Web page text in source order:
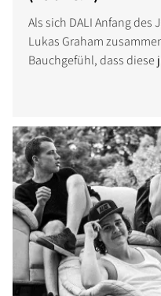
Als sich DALI Anfang
Lukas Graham
Bauchgefühl, dass